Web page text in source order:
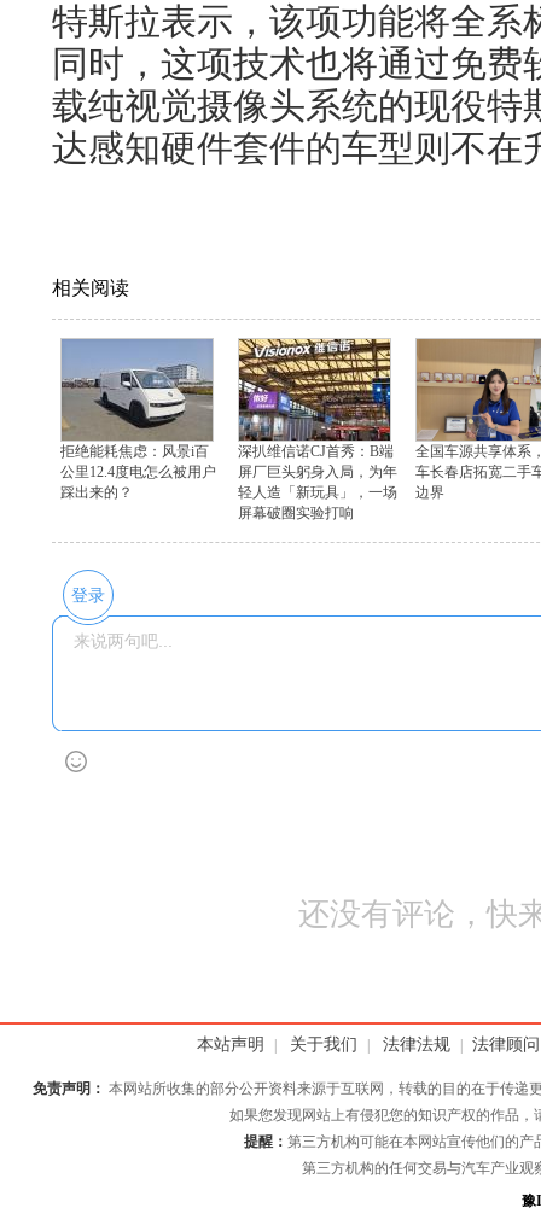
特斯拉表示，该项功能将全系
同时，这项技术也将通过免费
载纯视觉摄像头系统的现役特
达感知硬件套件的车型则不在
相关阅读
拒绝能耗焦虑：风景i百
公里12.4度电怎么被用户
踩出来的？
深扒维信诺CJ首秀：B端
屏厂巨头躬身入局，为年
轻人造「新玩具」，一场
屏幕破圈实验打响
全国车源共享体系
车长春店拓宽二手
边界
登录
还没有评论，快
本站声明 关于我们 法律法规 法律顾问
免责声明： 本网站所收集的部分公开资料来源于互联网，转载的目的在于传
如果您发现网站上有侵犯您的知识产权的作品
提醒： 第三方机构可能在本网站宣传他们的
第三方机构的任何交易与汽车产业
豫